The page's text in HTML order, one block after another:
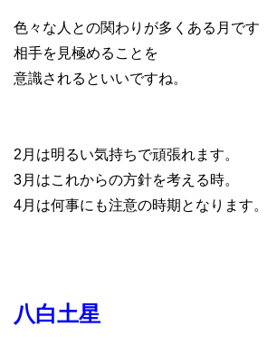
色々な人との関わりが多くある月です
相手を見極めることを
意識されるといいですね。
2月は明るい気持ちで頑張れます。
3月はこれからの方針を考える時。
4月は何事にも注意の時期となります。
八白土星